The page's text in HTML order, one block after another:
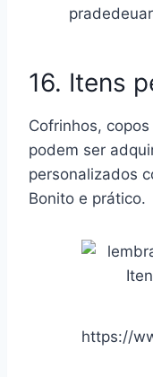
16. Itens
Cofrinhos,
podem ser
personalizados
Bonito e prático.
https://